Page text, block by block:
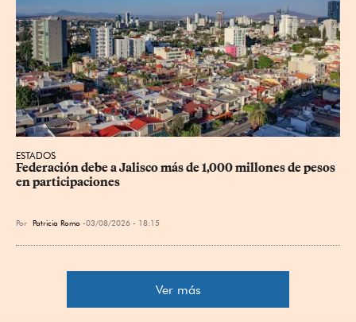
ESTADOS
Federación debe a Jalisco más de 1,000 millones de pesos
en participaciones
Por Patricia Romo 03/08/2026 - 18:15
Ver más